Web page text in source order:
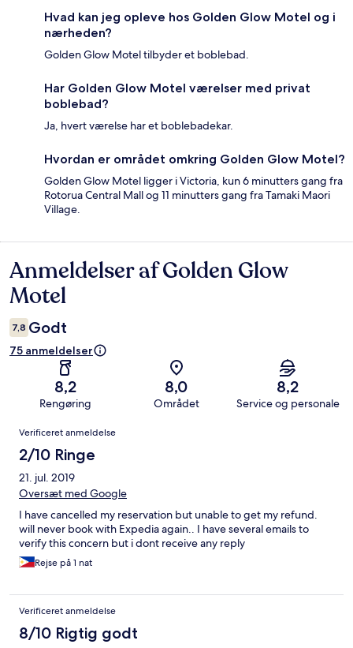
Hvad kan jeg opleve hos Golden Glow Motel og i
nærheden?
Golden Glow Motel tilbyder et boblebad.
Har Golden Glow Motel værelser med privat
boblebad?
Ja, hvert værelse har et boblebadekar.
Hvordan er området omkring Golden Glow Motel?
Golden Glow Motel ligger i Victoria, kun 6 minutters gang fra
Rotorua Central Mall og 11 minutters gang fra Tamaki Maori
Village.
Anmeldelser
Anmeldelser af Golden Glow
Motel
7,8 Godt
75 anmeldelser
8,2
Rengøring
8,0
Området
8,2
Service og personale
Anmeldelser
Verificeret anmeldelse
2/10 Ringe
21. jul. 2019
Oversæt med Google
I have cancelled my reservation but unable to get my refund.
will never book with Expedia again.. I have several emails to
verify this concern but i dont receive any reply
Rejse på 1 nat
Verificeret anmeldelse
8/10 Rigtig godt